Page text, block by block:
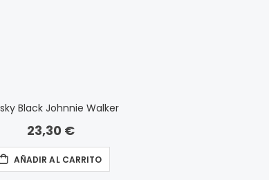
Black Johnnie Walker
23,30 €
AÑADIR AL CARRITO